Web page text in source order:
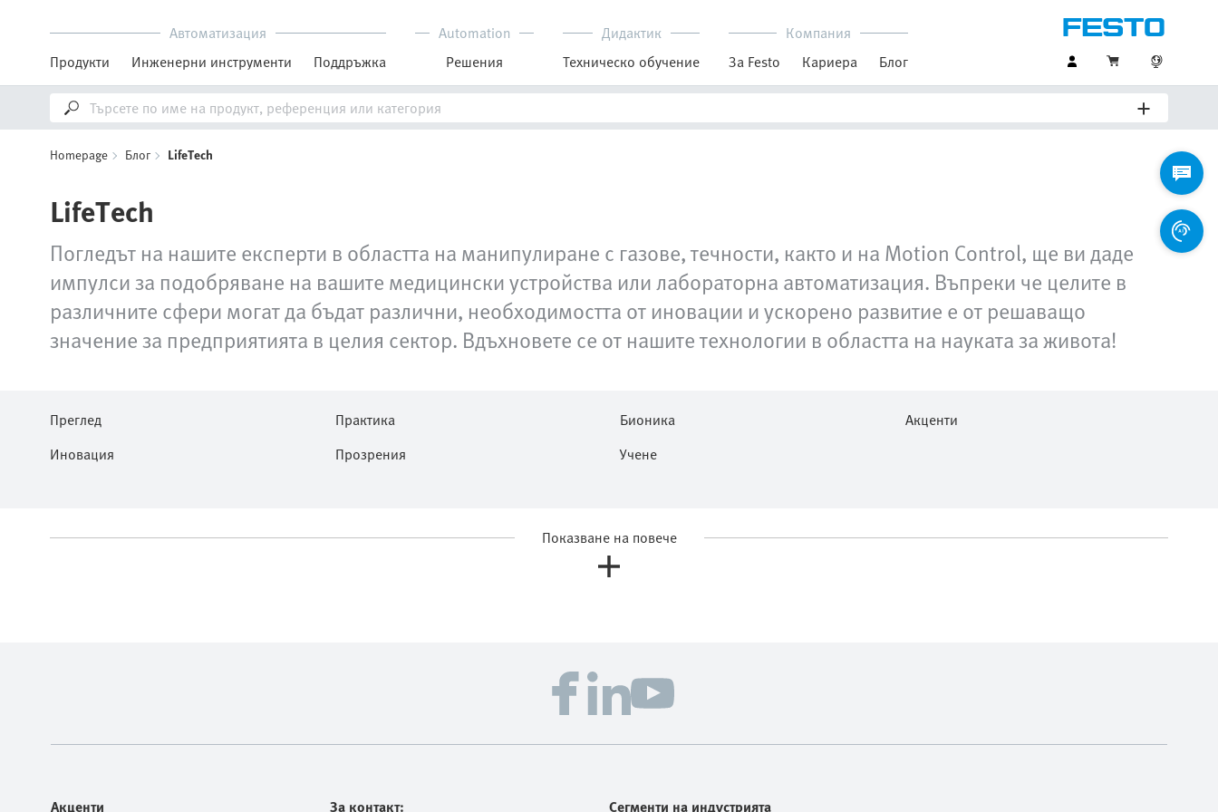
Автоматизация
Продукти
Инженерни инструменти Поддръжка
Automation
Решения
Дидактик
Техническо обучение
Компания
За Festo
Кариера Блог
Homepage Блог LifeTech
LifeTech
Погледът на нашите експерти в областта на манипулиране с газове, течности, както и на Motion Control, ще ви даде
импулси за подобряване на вашите медицински устройства или лабораторна автоматизация. Въпреки че целите в
различните сфери могат да бъдат различни, необходимостта от иновации и ускорено развитие е от решаващо
значение за предприятията в целия сектор. Вдъхновете се от нашите технологии в областта на науката за живота!
Преглед Практика Бионика
Акценти
Иновация
Прозрения Учене
Показване на повече
Акценти За контакт: Сегменти на индустрията